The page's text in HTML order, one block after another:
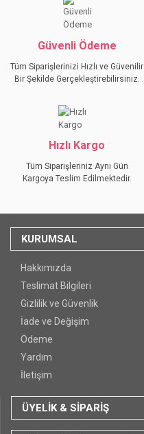
Güvenli Ödeme
Tüm Siparişlerinizi Hızlı ve Güvenilir
Bir Şekilde Gerçekleştirebilirsiniz.
Hızlı Kargo
Tüm Siparişleriniz Aynı Gün
Kargoya Teslim Edilmektedir.
KURUMSAL
Hakkımızda
Teslimat Bilgileri
Gizlilik ve Güvenlik
İade ve Değişim
Ödeme
Yardım
İletişim
ÜYELİK & SİPARİŞ